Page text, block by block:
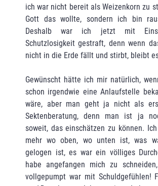
ich war nicht bereit als Weizenkorn zu
Gott das wollte, sondern ich bin
Deshalb war ich jetzt mit
Schutzlosigkeit gestraft, denn wenn
nicht in die Erde fällt und stirbt, bleibt
Gewünscht hätte ich mir natürlich,
schon irgendwie eine Anlaufstelle
wäre, aber man geht ja nicht als
Sektenberatung, denn man ist ja
soweit, das einschätzen zu können.
mehr wo oben, wo unten ist, was
gelogen ist, es war ein völliges
habe angefangen mich zu
vollgepumpt war mit Schuldgefühlen!